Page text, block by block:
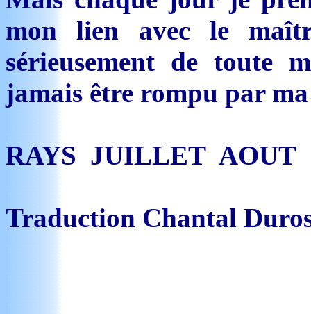
mon lien avec le
sérieusement de toute
jamais être rompu par
RAYS JUILLET
Traduction Chantal